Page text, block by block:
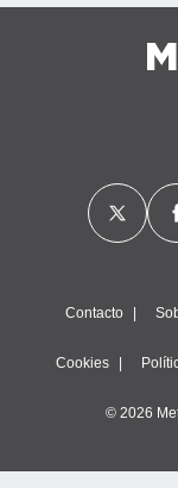
Contacto
Cookies
© 2026